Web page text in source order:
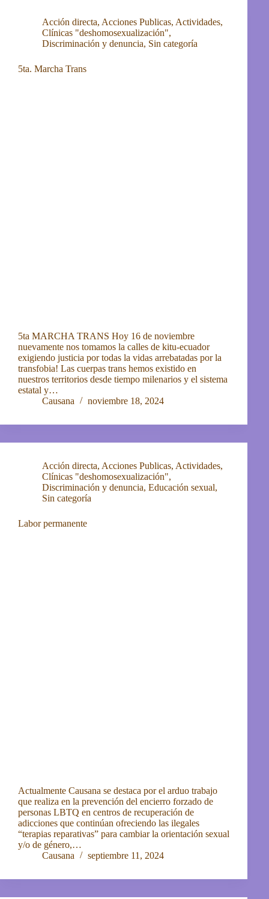
Acción directa, Acciones Publicas, Actividades,
Clínicas "deshomosexualización",
Discriminación y denuncia, Sin categoría
5ta. Marcha Trans
5ta MARCHA TRANS Hoy 16 de noviembre
nuevamente nos tomamos la calles de kitu-ecuador
exigiendo justicia por todas la vidas arrebatadas por la
transfobia! Las cuerpas trans hemos existido en
nuestros territorios desde tiempo milenarios y el sistema
estatal y…
Causana
noviembre 18, 2024
Acción directa, Acciones Publicas, Actividades,
Clínicas "deshomosexualización",
Discriminación y denuncia, Educación sexual,
Sin categoría
Labor permanente
Actualmente Causana se destaca por el arduo trabajo
que realiza en la prevención del encierro forzado de
personas LBTQ en centros de recuperación de
adicciones que continúan ofreciendo las ilegales
“terapias reparativas” para cambiar la orientación sexual
y/o de género,…
Causana
septiembre 11, 2024